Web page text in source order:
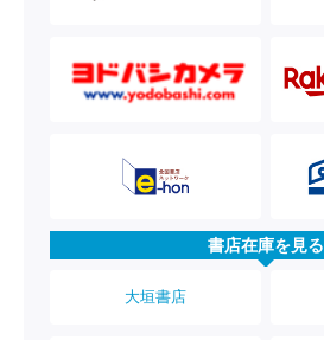
書店在庫を見る
大垣書店